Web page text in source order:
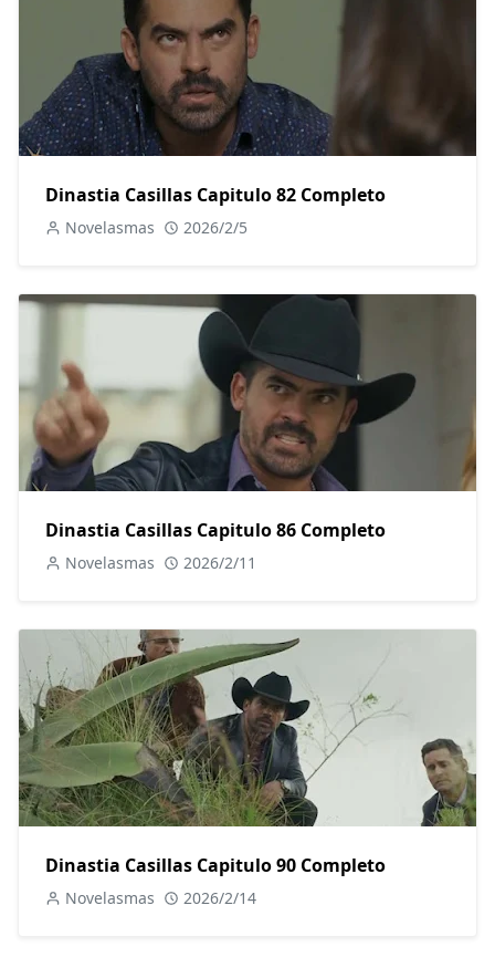
Dinastia Casillas Capitulo 82 Completo
Novelasmas 2026/2/5
Dinastia Casillas Capitulo 86 Completo
Novelasmas 2026/2/11
Dinastia Casillas Capitulo 90 Completo
Novelasmas 2026/2/14